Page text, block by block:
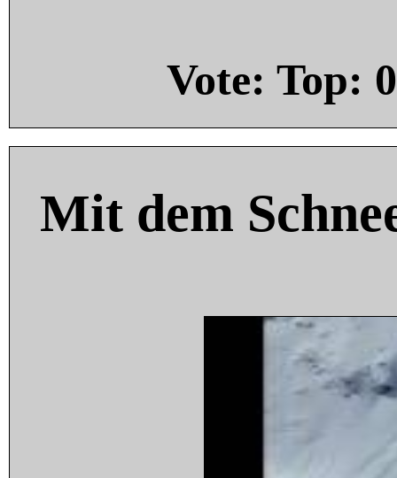
Vote: Top: 0
Mit dem